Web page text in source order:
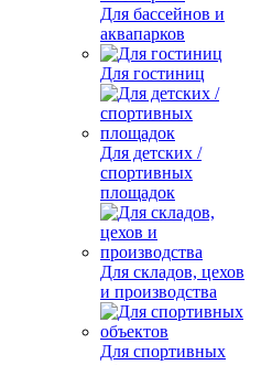
Для бассейнов и
аквапарков
Для гостиниц
Для детских /
спортивных
площадок
Для складов, цехов
и производства
Для спортивных